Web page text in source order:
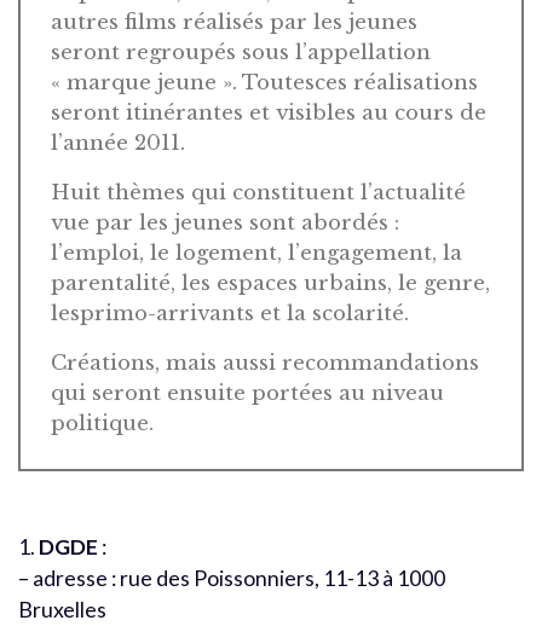
autres films réalisés par les jeunes
seront regroupés sous l’appellation
« marque jeune ». Toutesces réalisations
seront itinérantes et visibles au cours de
l’année 2011.
Huit thèmes qui constituent l’actualité
vue par les jeunes sont abordés :
l’emploi, le logement, l’engagement, la
parentalité, les espaces urbains, le genre,
lesprimo-arrivants et la scolarité.
Créations, mais aussi recommandations
qui seront ensuite portées au niveau
politique.
1. DGDE :
– adresse : rue des Poissonniers, 11-13 à 1000
Bruxelles